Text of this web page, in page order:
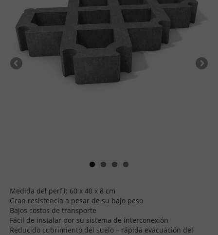
Medida del perfil: 60 x 40 x 8 cm
Gran resistencia a pesar de su bajo peso
Bajos costos de transporte
Fácil de instalar por su sistema de interconexión
Reducido cubrimiento del suelo – rápida evacuación del